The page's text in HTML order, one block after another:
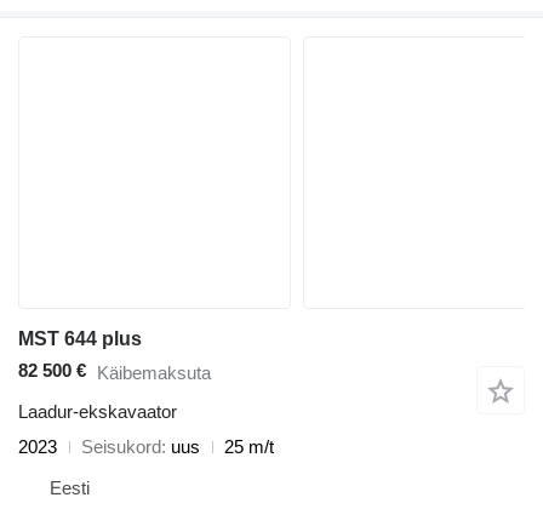
MST 644 plus
82 500 € Käibemaksuta
Laadur-ekskavaator
2023
Seisukord uus
25 m/t
Eesti